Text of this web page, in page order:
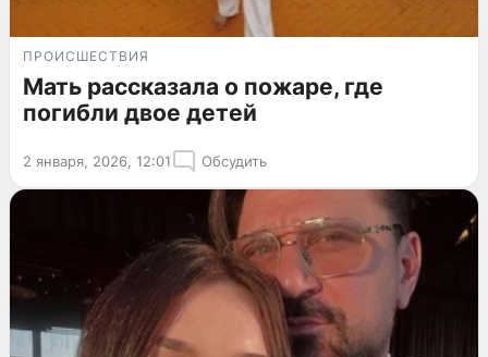
ПРОИСШЕСТВИЯ
Мать рассказала о пожаре, где
погибли двое детей
2 января, 2026, 12:01 Обсудить